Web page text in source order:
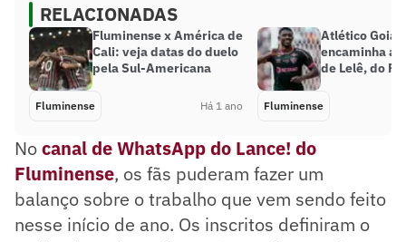
RELACIONADAS
Fluminense x América de
Cali: veja datas do duelo
pela Sul-Americana
Fluminense Há 1 ano
Atlético
encaminha a
de Lelê, do
Fluminense
Nocanal de WhatsApp do Lance! do
Fluminense, os fãs puderam fazer um
balanço sobre o trabalho que vem sendo feito
nesse início de ano. Os inscritos definiram o